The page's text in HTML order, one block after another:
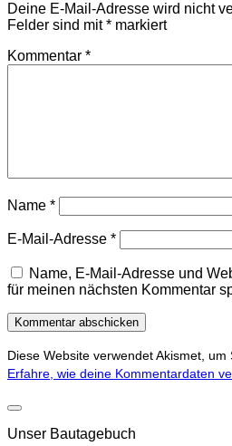
Deine E-Mail-Adresse wird nicht
Felder sind mit* markiert
Kommentar *
Name *
E-Mail-Adresse *
Name, E-Mail-Adresse und
für meinen nächsten Kommentar
Diese Website verwendet Akismet,
Erfahre, wie deine Kommentardaten
Unser Bautagebuch